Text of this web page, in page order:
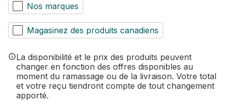
Nos marques
Magasinez des produits canadiens
La disponibilité et le prix des produits peuvent
changer en fonction des offres disponibles au
moment du ramassage ou de la livraison. Votre total
et votre reçu tiendront compte de tout changement
apporté.